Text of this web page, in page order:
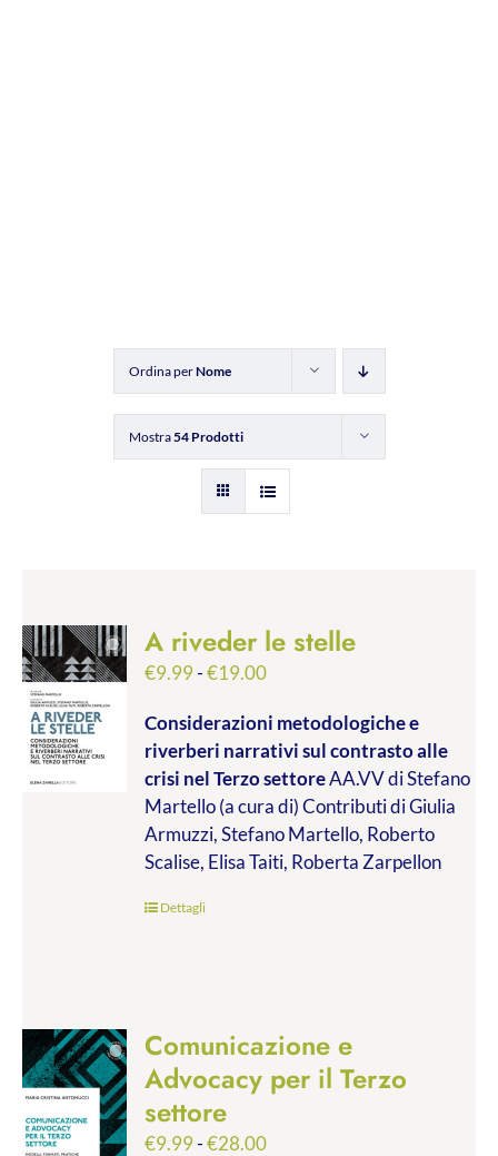
Ordina perNome
Mostra54 Prodotti
A riveder le stelle
€9.99-€19.00Fascia
prezzo:
da
€9.99
a
€19.00
Considerazioni metodologiche e
riverberi narrativi sul contrasto alle
crisi nel Terzo settoreAA.VV di Stefano
Martello (a cura di) Contributi di Giulia
Armuzzi, Stefano Martello, Roberto
Scalise, Elisa Taiti, Roberta Zarpellon
Dettagli
Comunicazione e
Advocacy per il Terzo
settore
€9.99-€28.00Fascia